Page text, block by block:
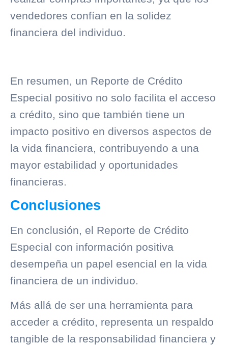
vendedores confían en la solidez
financiera del individuo.
En resumen, un Reporte de Crédito
Especial positivo no solo facilita el acceso
a crédito, sino que también tiene un
impacto positivo en diversos aspectos de
la vida financiera, contribuyendo a una
mayor estabilidad y oportunidades
financieras.
Conclusiones
En conclusión, el Reporte de Crédito
Especial con información positiva
desempeña un papel esencial en la vida
financiera de un individuo.
Más allá de ser una herramienta para
acceder a crédito, representa un respaldo
tangible de la responsabilidad financiera y